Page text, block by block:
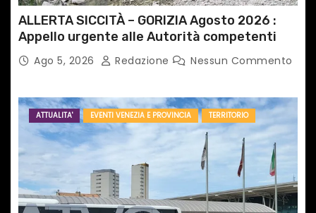
ALLERTA SICCITÀ – GORIZIA Agosto 2026 :
Appello urgente alle Autorità competenti
Ago 5, 2026 Redazione Nessun Commento
ATTUALITA' EVENTI VENEZIA E PROVINCIA TERRITORIO